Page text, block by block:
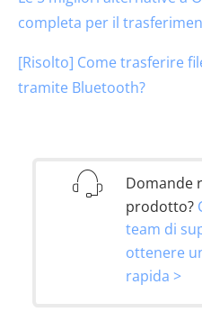
completa per il
[Risolto] Come trasferire
tramite Bluetooth?
Domande
prodotto?
team di
ottenere
rapida >